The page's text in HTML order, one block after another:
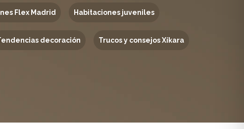
Flex Madrid Habitaciones juveniles
decoración Trucos y consejos Xíkara